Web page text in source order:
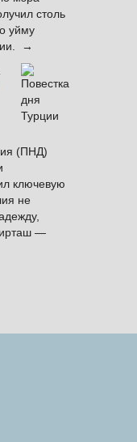
столь
уйму
→
(ПНД)
ключевую
не
—